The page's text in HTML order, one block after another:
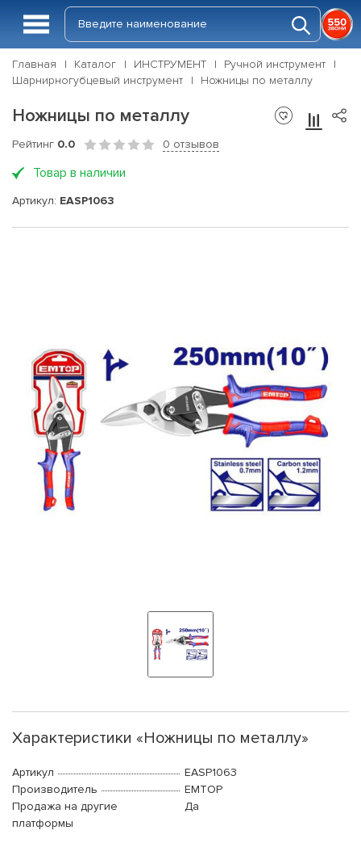
Главная Каталог ИНСТРУМЕНТ
Ручной инструмент
Шарнирногубцевый инструмент
Ножницы по металлу
Ножницы по металлу
Рейтинг 0.0 0 отзывов
Товар в наличии
Артикул: EASP1063
Характеристики «Ножницы по металлу»
Артикул
EASP1063
Производитель
EMTOP
Продажа на другие
платформы
Да